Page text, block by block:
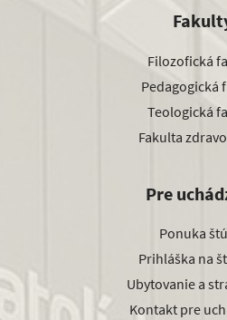
Filozofická
Pedagogická
Teologická
Fakulta
Pre
Ponuka
Prihláška na
Ubytovanie a
Kontakt pre